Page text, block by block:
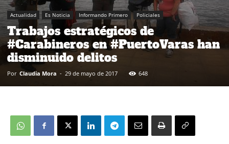
Actualidad Es Noticia Informando Primero Policiales
Trabajos estratégicos de
#Carabineros en #PuertoVaras han
disminuido delitos
Por Claudia Mora - 29 de mayo de 2017 648